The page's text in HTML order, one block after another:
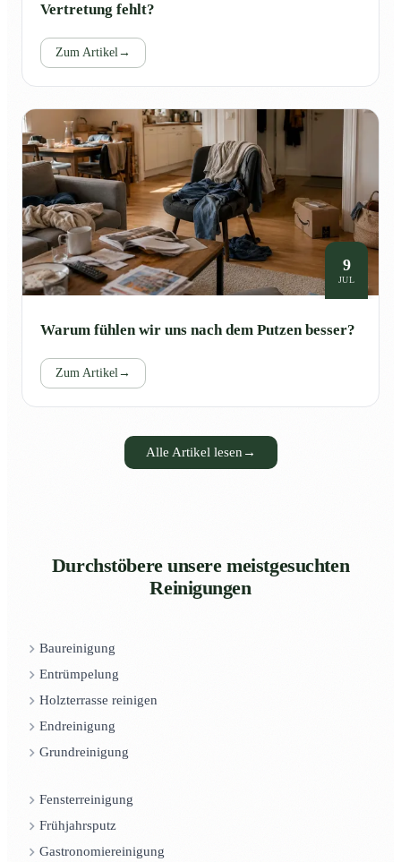
Vertretung fehlt?
Zum Artikel→
9
JUL
Warum fühlen wir uns nach dem Putzen besser?
Zum Artikel→
Alle Artikel lesen →
Durchstöbere unsere meistgesuchten
Reinigungen
Baureinigung
Entrümpelung
Holzterrasse reinigen
Endreinigung
Grundreinigung
Fensterreinigung
Frühjahrsputz
Gastronomiereinigung